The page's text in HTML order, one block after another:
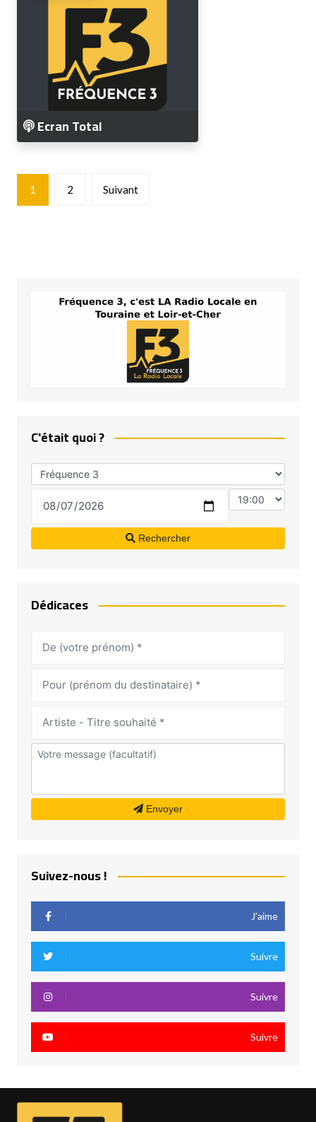
Ecran Total
Pagination
des
1 2 Suivant
C'était quoi ?
Rechercher
Dédicaces
Envoyer
Suivez-nous !
J’aime
Suivre
Suivre
Suivre